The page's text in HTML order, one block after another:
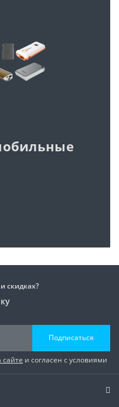
скидках?
Подписаться
сайте и согласен с условиями